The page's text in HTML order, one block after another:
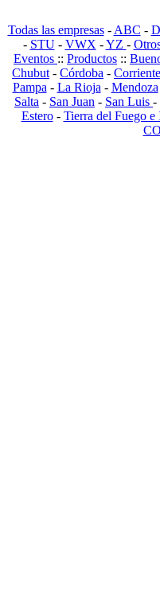
Todas las empresas- ABC -
- STU- VWX -YZ -
Eventos :: Productos ::
Chubut - Córdoba -
Pampa - La Rioja - Mendoza
Salta - San Juan - San Luis -
Estero- Tierra del Fuego